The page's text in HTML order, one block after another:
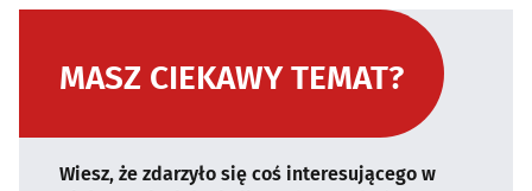
MASZ CIEKAWY TEMAT?
Wiesz, że zdarzyło się coś interesującego w